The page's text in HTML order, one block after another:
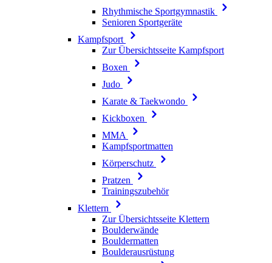
Rhythmische Sportgymnastik
Senioren Sportgeräte
Kampfsport
Zur Übersichtsseite Kampfsport
Boxen
Judo
Karate & Taekwondo
Kickboxen
MMA
Kampfsportmatten
Körperschutz
Pratzen
Trainingszubehör
Klettern
Zur Übersichtsseite Klettern
Boulderwände
Bouldermatten
Boulderausrüstung